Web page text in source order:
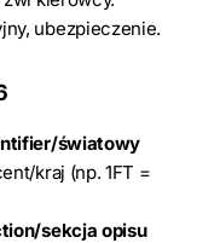
ubezpieczenie.
światowy
kraj (np. 1FT =
sekcja opisu